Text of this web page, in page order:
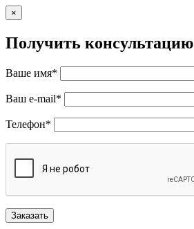
×
Получить консультацию
Ваше имя*
Ваш e-mail*
Телефон*